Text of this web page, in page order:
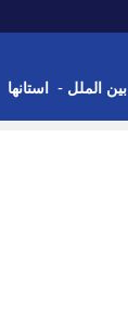
بین الملل - استانها